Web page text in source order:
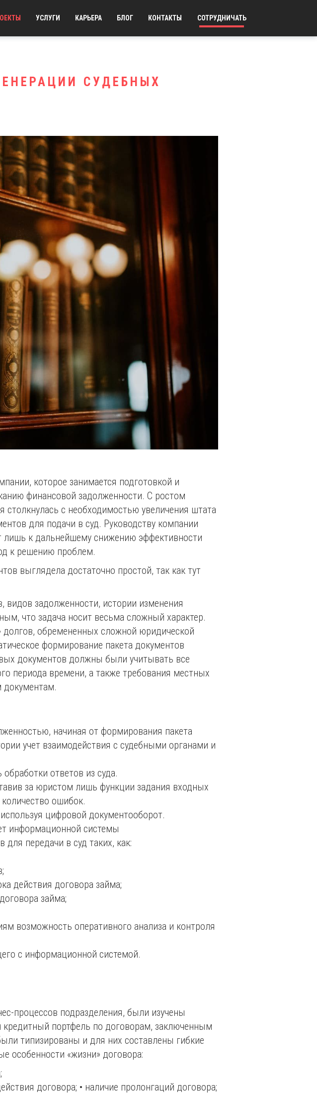
УСЛУГИ КАРЬЕРА БЛОГ КОНТАКТЫ СОТРУДНИЧАТЬ
СУДЕБНЫХ
которое занимается подготовкой и
финансовой задолженности. С ростом
с необходимостью увеличения штата
для подачи в суд. Руководству компании
лишь к дальнейшему снижению эффективности
к решению проблем.
выглядела достаточно простой, так как тут
видов задолженности, истории изменения
что задача носит весьма сложный характер.
обремененных сложной юридической
формирование пакета документов
документов должны были учитывать все
периода времени, а также требования местных
документам.
начиная от формирования пакета
учет взаимодействия с судебными органами и
ответов из суда.
за юристом лишь функции задания входных
ошибок.
цифровой документооборот.
информационной системы
передачи в суд таких, как:
действия договора займа;
займа;
возможность оперативного анализа и контроля
с информационной системой.
процессов подразделения, были изучены
кредитный портфель по договорам, заключенным
типизированы и для них составлены гибкие
особенности «жизни» договора:
договора; • наличие пролонгаций договора;